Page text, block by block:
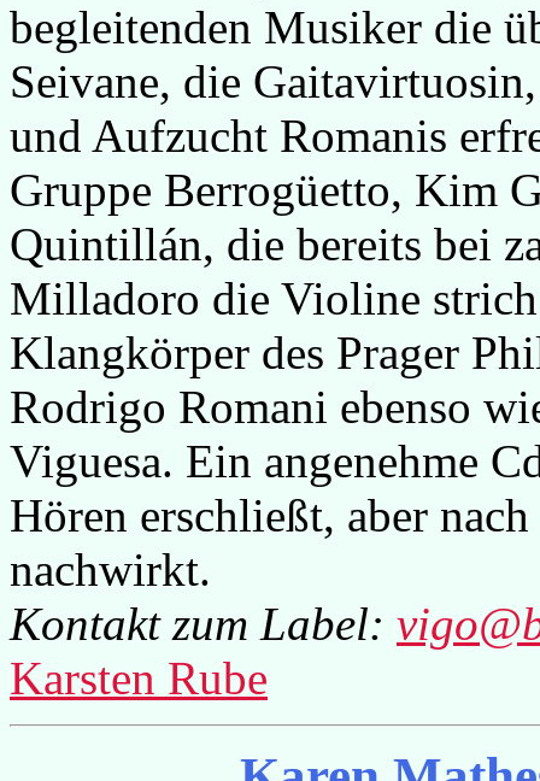
begleitenden Musiker die
Seivane, die
und Aufzucht Romanis
Gruppe Berrogüetto, Kim
Quintillán, die bereits bei
Milladoro die Violine
Klangkörper des Prager
Rodrigo Romani ebenso
Viguesa. Ein angenehme
Hören erschließt, aber
nachwirkt.
Kontakt zum Label:
Karsten Rube